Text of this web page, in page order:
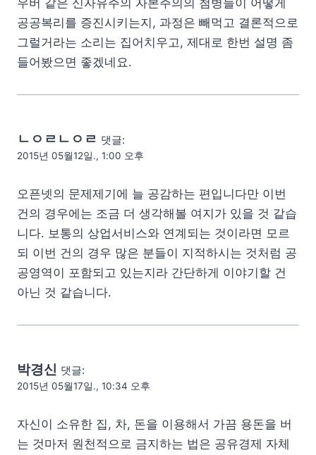
우버 같은 신자유주의 자본주의의 첨병들이 어떻게
공공복리를 증진시키는지, 과정은 빼먹고 결론적으로
그럴거라는 소리는 집어치우고, 제대로 한번 설명 좀
들어봤으면 좋겠네요.
ㄴㅇㄹㄴㅇㄹ 댓글:
2015년 05월12일., 1:00 오후
오픈넷의 문제제기에 늘 공감하는 편입니다만 이번
건의 경우에는 조금 더 생각해볼 여지가 있을 것 같습
니다. 보통의 상업서비스와 연계되는 것이라면 모르
되 이번 건의 경우 많은 분들이 지적하시는 것처럼 공
공영역이 포함되고 있는지라 간단하게 이야기할 건
아닌 것 같습니다.
박경신 댓글:
2015년 05월17일., 10:34 오후
자신이 소유한 집, 차, 돈을 이용해서 가끔 용돈을 버
는 것마저 원천적으로 금지하는 법은 공유경제 자체